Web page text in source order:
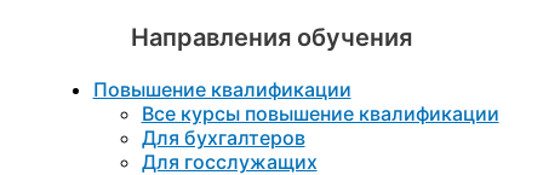
Направления обучения
Повышение квалификации
Все курсы повышение квалификации
Для бухгалтеров
Для госслужащих